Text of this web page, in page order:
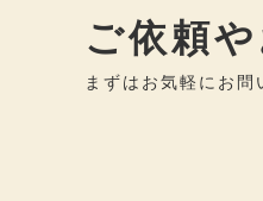
ご依頼
まずはお気軽にお問